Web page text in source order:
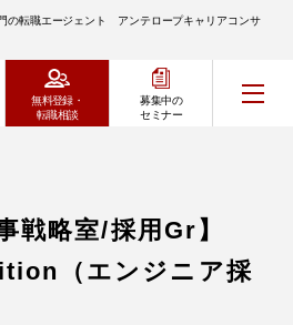
の転職エージェント アンテロープキャリアコンサ
無料登録・
転職相談
募集中の
セミナー
戦略室/採用Gr】
（エンジニア採